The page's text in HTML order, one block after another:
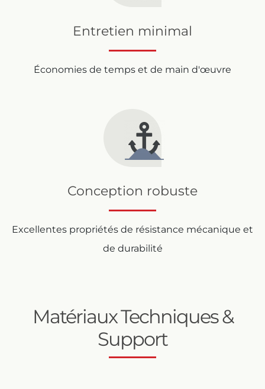
Entretien minimal
Économies de temps et de main d'œuvre
Conception robuste
Excellentes propriétés de résistance mécanique et
de durabilité
Matériaux Techniques &
Support